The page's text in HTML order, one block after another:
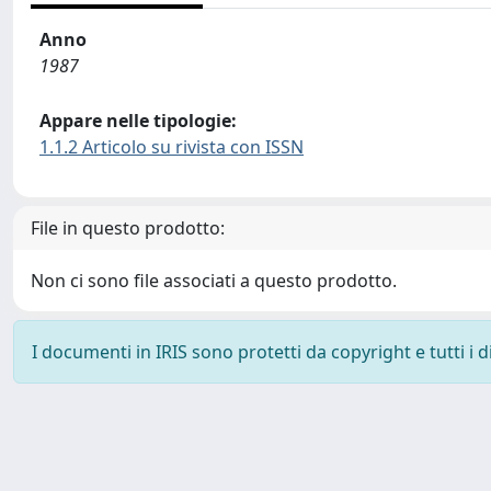
Anno
1987
Appare nelle tipologie:
1.1.2 Articolo su rivista con ISSN
File in questo prodotto:
Non ci sono file associati a questo prodotto.
I documenti in IRIS sono protetti da copyright e tutti i